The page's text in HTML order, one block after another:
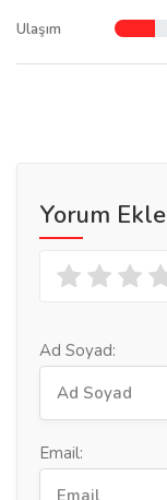
Ulaşım
Yorum Ekle
Ad Soyad:
Email: